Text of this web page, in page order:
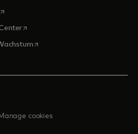
in einer neuen Registerkarte
wird in einer neuen
wird in einer neuen
cookies